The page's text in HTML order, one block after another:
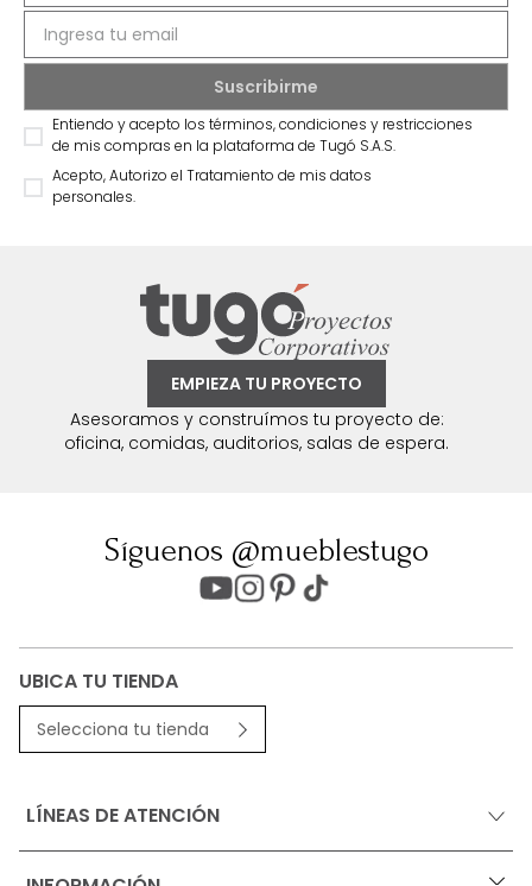
Entiendo y acepto los términos, condiciones y restricciones
de mis compras en la plataforma de Tugó S.A.S.
Acepto, Autorizo el Tratamiento de mis datos
personales.
EMPIEZA TU PROYECTO
Asesoramos y construímos tu proyecto de:
oficina, comidas, auditorios, salas de espera.
Síguenos @mueblestugo
UBICA TU TIENDA
Selecciona tu tienda
LÍNEAS DE ATENCIÓN